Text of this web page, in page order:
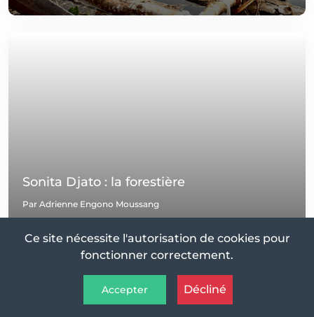
Sonita Djato : la forestière
Par Adrienne Engono Moussang
01 Apr 2024
Ce site nécessite l'autorisation de cookies pour
fonctionner correctement.
Accepter Décliné